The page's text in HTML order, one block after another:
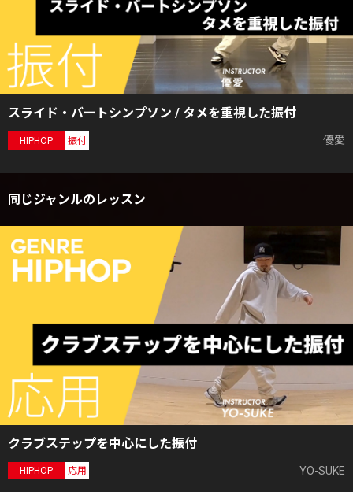
スライド・バートシンプソン / タメを重視した振付
HIPHOP 振付 優愛
同じジャンルのレッスン
クラブステップを中心にした振付
HIPHOP 応用 YO-SUKE